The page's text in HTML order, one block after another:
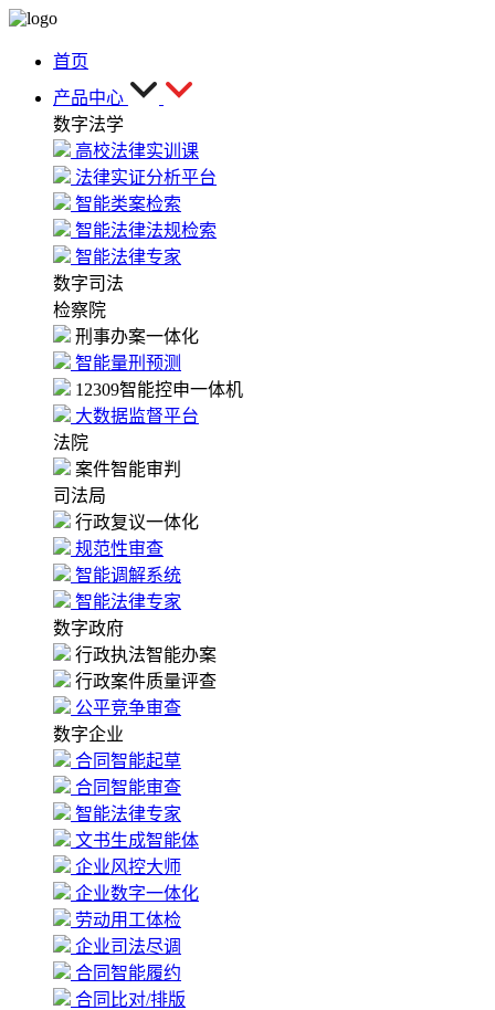
首页
产品中心
数字法学
高校法律实训课
法律实证分析平台
智能类案检索
智能法律法规检索
智能法律专家
数字司法
检察院
刑事办案一体化
智能量刑预测
12309智能控申一体机
大数据监督平台
法院
案件智能审判
司法局
行政复议一体化
规范性审查
智能调解系统
智能法律专家
数字政府
行政执法智能办案
行政案件质量评查
公平竞争审查
数字企业
合同智能起草
合同智能审查
智能法律专家
文书生成智能体
企业风控大师
企业数字一体化
劳动用工体检
企业司法尽调
合同智能履约
合同比对/排版